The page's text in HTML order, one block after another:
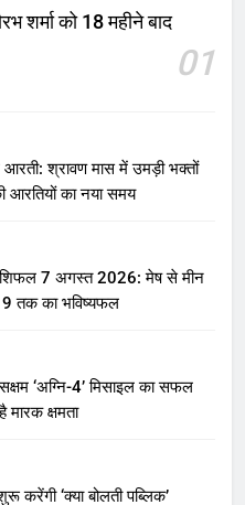
शर्मा को 18 महीने बाद
01
आरती: श्रावण मास में उमड़ी भक्तों
आरतियों का नया समय
7 अगस्त 2026: मेष से मीन
तक का भविष्यफल
‘अग्नि-4’ मिसाइल का सफल
मारक क्षमता
करेंगी ‘क्या बोलती पब्लिक’